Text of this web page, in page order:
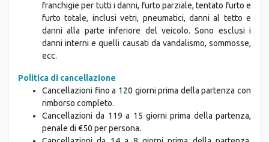
franchigie per tutti i danni, furto parziale, tentato furto e
furto totale, inclusi vetri, pneumatici, danni al tetto e
danni alla parte inferiore del veicolo. Sono esclusi i
danni interni e quelli causati da vandalismo, sommosse,
ecc.
Politica di cancellazione
Cancellazioni fino a 120 giorni prima della partenza con
rimborso completo.
Cancellazioni da 119 a 15 giorni prima della partenza,
penale di €50 per persona.